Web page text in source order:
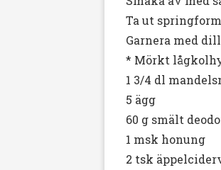
Ta ut
Garnera med
* Mörkt
1 3/4 dl
5 ägg
60 g smält
1 msk honung
2 tsk